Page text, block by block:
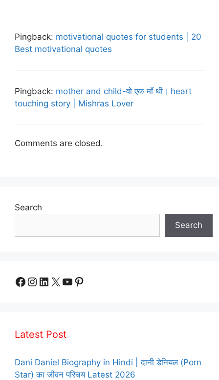
Pingback: motivational quotes for students | 20
Best motivational quotes
Pingback: mother and child-वो एक माँ थी। heart
touching story | Mishras Lover
Comments are closed.
Search
Search
Facebook
Instagram
LinkedIn
X YouTube
Pinterest
Latest Post
Dani Daniel Biography in Hindi | दानी डेनियल (Porn
Star) का जीवन परिचय Latest 2026